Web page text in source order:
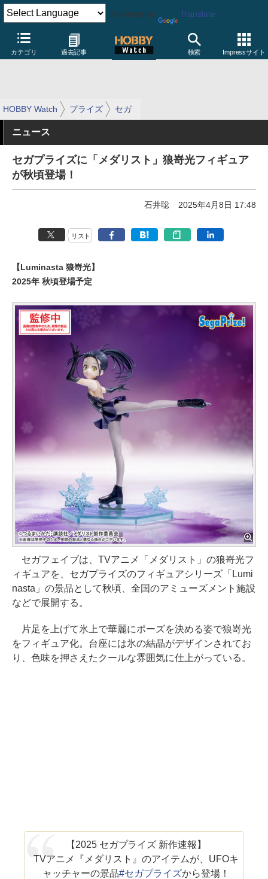
Powered by Translate
カテゴリ 過去記事 検索 Impressサイト
HOBBY Watch プライズ セガ
ニュース
セガプライズに「メダリスト」狼嵜光フィギュア
が秋頃登場！
石井聡 2025年4月8日 17:48
リスト
【Luminasta 狼嵜光】
2025年 秋頃登場予定
セガフェイブは、TVアニメ「メダリスト」の狼嵜光フ
ィギュアを、セガプライズのフィギュアシリーズ「Lumi
nasta」の景品として秋頃、全国のアミューズメント施設
などで展開する。
片足を上げて氷上で華麗にポーズを決める姿で狼嵜光
をフィギュア化。台座には氷の結晶がデザインされてお
り、色味を押さえたクールな雰囲気に仕上がっている。
【2025 セガプライズ 新作速報】
TVアニメ『メダリスト』のアイテムが、UFOキ
ャッチャーの景品#セガプライズから登場！